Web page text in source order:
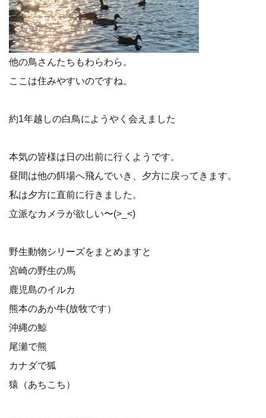
他の鳥さんたちもわらわら。
ここは住みやすいのですね。
約1年越しの白鳥にようやく会えました
本気の皆様は日の出前に行くようです。
昼間は他の餌場へ飛んでいき、夕方に戻ってきます。
私は夕方に直前に行きました。
立派なカメラが欲しい〜(>_<)
野生動物シリーズをまとめますと
宮崎の野生の馬
鹿児島のイルカ
熊本のあか牛(放牧です）
沖縄の鯨
尾瀬で熊
カナダで狐
猿（あちこち）